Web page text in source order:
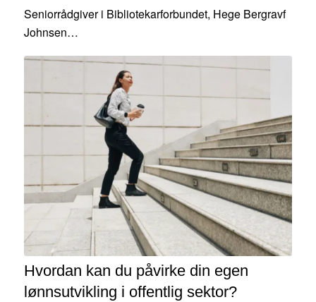
Seniorrådgiver i Bibliotekarforbundet, Hege Bergravf
Johnsen…
Hvordan kan du påvirke din egen
lønnsutvikling i offentlig sektor?